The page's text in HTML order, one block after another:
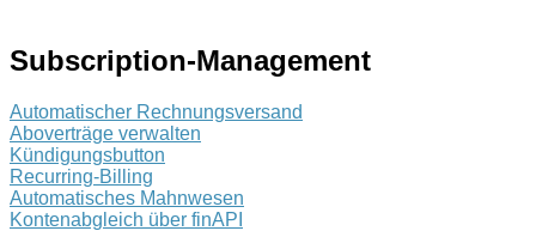
Subscription-Management
Automatischer Rechnungsversand
Aboverträge verwalten
Kündigungsbutton
Recurring-Billing
Automatisches Mahnwesen
Kontenabgleich über finAPI